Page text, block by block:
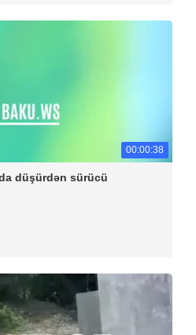
00:00:38
düşürdən sürücü